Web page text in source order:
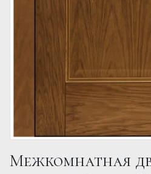
Межкомнатная